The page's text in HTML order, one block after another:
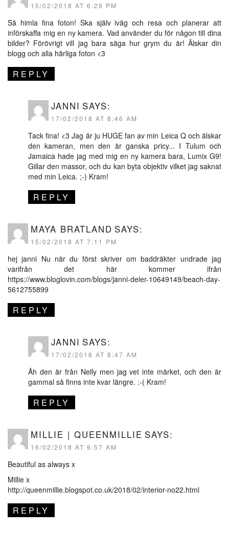
15/02/2018 AT 6:29 PM
Så himla fina foton! Ska själv iväg och resa och planerar att
införskaffa mig en ny kamera. Vad använder du för någon till dina
bilder? Förövrigt vill jag bara säga hur grym du är! Älskar din
blogg och alla härliga foton <3
REPLY
JANNI SAYS:
17/02/2018 AT 8:46 AM
Tack fina! <3 Jag är ju HUGE fan av min Leica Q och älskar
den kameran, men den är ganska pricy... I Tulum och
Jamaica hade jag med mig en ny kamera bara, Lumix G9!
Gillar den massor, och du kan byta objektiv vilket jag saknat
med min Leica. ;-) Kram!
REPLY
MAYA BRATLAND SAYS:
15/02/2018 AT 7:11 PM
hej janni Nu när du först skriver om baddräkter undrade jag
varifrån det här kommer ifrån
https://www.bloglovin.com/blogs/janni-deler-10649149/beach-day-
5612755899
REPLY
JANNI SAYS:
17/02/2018 AT 8:47 AM
Åh den är från Nelly men jag vet inte märket, och den är
gammal så finns inte kvar längre. :-( Kram!
REPLY
MILLIE | QUEENMILLIE SAYS:
16/02/2018 AT 9:57 AM
Beautiful as always x
Millie x
http://queenmillie.blogspot.co.uk/2018/02/interior-no22.html
REPLY